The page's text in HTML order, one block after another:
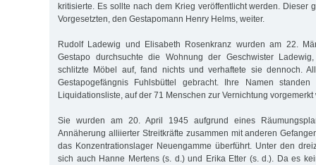
kritisierte. Es sollte nach dem Krieg veröffentlicht werden. Dieser
Vorgesetzten, den Gestapomann Henry Helms, weiter.
Rudolf Ladewig und Elisabeth Rosenkranz wurden am 22.
Gestapo durchsuchte die Wohnung der Geschwister
schlitzte Möbel auf, fand nichts und verhaftete sie dennoch.
Gestapogefängnis Fuhlsbüttel gebracht. Ihre Namen
Liquidationsliste, auf der 71 Menschen zur Vernichtung vorgemerkt
Sie wurden am 20. April 1945 aufgrund eines
Annäherung alliierter Streitkräfte zusammen mit anderen
das Konzentrationslager Neuengamme überführt. Unter den
sich auch Hanne Mertens (s. d.) und Erika Etter (s. d.). Da es